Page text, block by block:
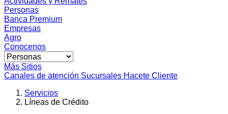
Personas
Banca Premium
Empresas
Agro
Conocenos
Más Sitios
Canales de atención Sucursales Hacete Cliente
Servicios
Líneas de Crédito